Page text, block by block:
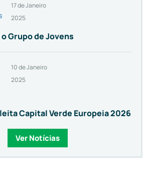
17 de Janeiro
2025
Grupo de Jovens
10 de Janeiro
2025
Capital Verde Europeia 2026
Ver Notícias